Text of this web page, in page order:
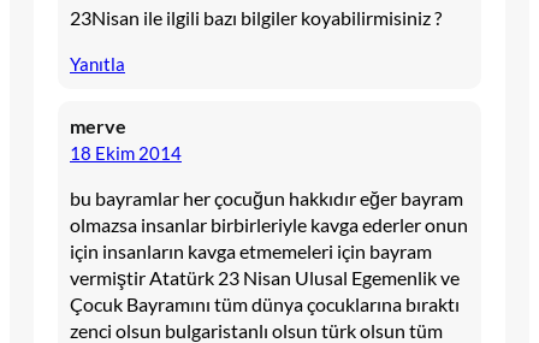
23Nisan ile ilgili bazı bilgiler koyabilirmisiniz ?
Yanıtla
merve
18 Ekim 2014
bu bayramlar her çocuğun hakkıdır eğer bayram
olmazsa insanlar birbirleriyle kavga ederler onun
için insanların kavga etmemeleri için bayram
vermiştir Atatürk 23 Nisan Ulusal Egemenlik ve
Çocuk Bayramını tüm dünya çocuklarına bıraktı
zenci olsun bulgaristanlı olsun türk olsun tüm